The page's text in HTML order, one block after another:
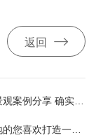
返回 